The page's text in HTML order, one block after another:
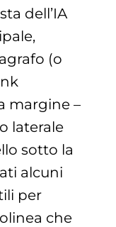
dell’IA
(o
margine –
laterale
sotto la
alcuni
per
che